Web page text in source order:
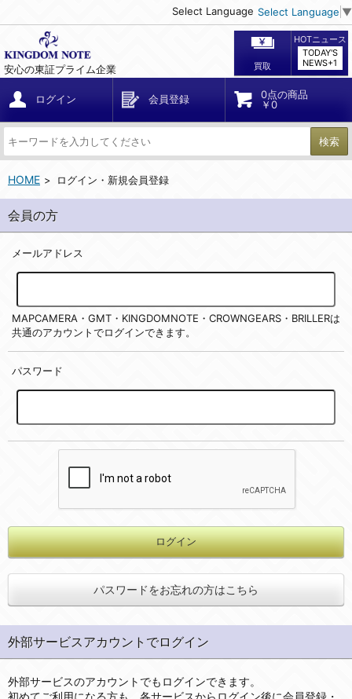
Select Language Select Language ▼
安心の東証プライム企業 買取
HOTニュース
TODAY'S
NEWS+1
ログイン 会員登録
0点の商品
￥0
検索
HOME ログイン・新規会員登録
会員の方
メールアドレス
MAPCAMERA・GMT・KINGDOMNOTE・CROWNGEARS・BRILLERは
共通のアカウントでログインできます。
パスワード
パスワードをお忘れの方はこちら
外部サービスアカウントでログイン
外部サービスのアカウントでもログインできます。
初めてご利用になる方も、各サービスからログイン後に会員登録・